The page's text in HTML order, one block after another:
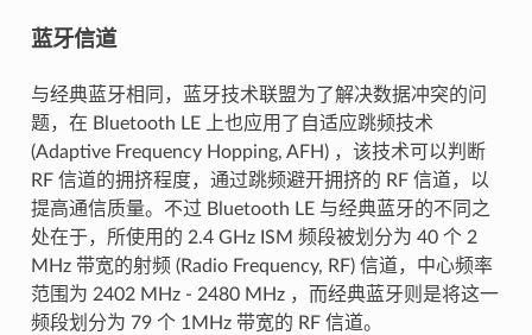
蓝牙信道
与经典蓝牙相同，蓝牙技术联盟为了解决数据冲突的问
题，在 Bluetooth LE 上也应用了自适应跳频技术
(Adaptive Frequency Hopping, AFH) ，该技术可以判断
RF 信道的拥挤程度，通过跳频避开拥挤的 RF 信道，以
提高通信质量。不过 Bluetooth LE 与经典蓝牙的不同之
处在于，所使用的 2.4 GHz ISM 频段被划分为 40 个 2
MHz 带宽的射频 (Radio Frequency, RF) 信道，中心频率
范围为 2402 MHz - 2480 MHz ，而经典蓝牙则是将这一
频段划分为 79 个 1MHz 带宽的 RF 信道。